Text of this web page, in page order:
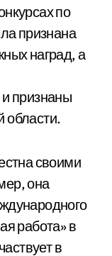
по
признана
наград, а
признаны
области.
своими
она
работа» в
в